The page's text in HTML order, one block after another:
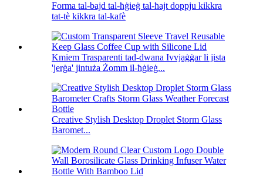
Forma tal-bajd tal-ħġieġ tal-ħajt doppju kikkra
tat-tè kikkra tal-kafè
Kmiem Trasparenti tad-dwana Ivvjaġġar li jista
'jerġa' jintuża Żomm il-ħġieġ...
Creative Stylish Desktop Droplet Storm Glass
Baromet...